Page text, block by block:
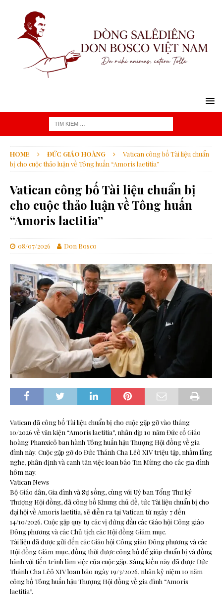
HOME ĐỨC GIÁO HOÀNG
Vatican công bố Tài liệu chuẩn
bị cho cuộc thảo luận về Tông huấn “Amoris laetitia”
Vatican công bố Tài liệu chuẩn bị
cho cuộc thảo luận về Tông huấn
“Amoris laetitia”
08/07/2026 Don Bosco
Vatican đã công bố Tài liệu chuẩn bị cho cuộc gặp gỡ vào tháng
10/2026 về văn kiện “Amoris laetitia”, nhân dịp 10 năm Đức cố Giáo
hoàng Phanxicô ban hành Tông huấn hậu Thượng Hội đồng về gia
đình này. Cuộc gặp gỡ do Đức Thánh Cha Lêô XIV triệu tập, nhằm lắng
nghe, phân định và canh tân việc loan báo Tin Mừng cho các gia đình
hôm nay.
Vatican News
Bộ Giáo dân, Gia đình và Sự sống, cùng với Uỷ ban Tổng Thư ký
Thượng Hội đồng, đã công bố Khung chủ đề, tức Tài liệu chuẩn bị cho
đại hội về Amoris laetitia, sẽ diễn ra tại Vatican từ ngày 7 đến
14/10/2026. Cuộc gặp quy tụ các vị đứng đầu các Giáo hội Công giáo
Đông phương và các Chủ tịch các Hội đồng Giám mục.
Tài liệu đã được gửi đến các Giáo hội Công giáo Đông phương và các
Hội đồng Giám mục, đồng thời được công bố để giúp chuẩn bị và đồng
hành với tiến trình làm việc của cuộc gặp. Sáng kiến này đã được Đức
Thánh Cha Lêô XIV loan báo ngày 19/3/2026, nhân kỷ niệm 10 năm
công bố Tông huấn hậu Thượng Hội đồng về gia đình “Amoris
laetitia”.